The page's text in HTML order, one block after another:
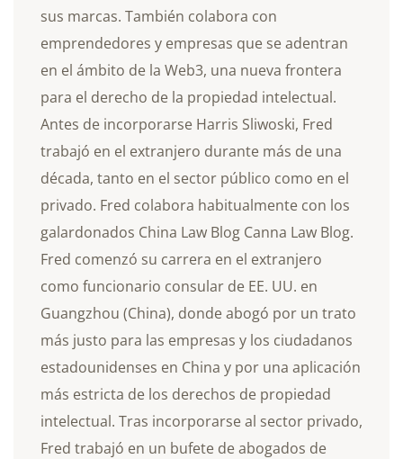
sus marcas. También colabora con
emprendedores y empresas que se adentran
en el ámbito de la Web3, una nueva frontera
para el derecho de la propiedad intelectual.
Antes de incorporarse Harris Sliwoski, Fred
trabajó en el extranjero durante más de una
década, tanto en el sector público como en el
privado. Fred colabora habitualmente con los
galardonados China Law Blog Canna Law Blog.
Fred comenzó su carrera en el extranjero
como funcionario consular de EE. UU. en
Guangzhou (China), donde abogó por un trato
más justo para las empresas y los ciudadanos
estadounidenses en China y por una aplicación
más estricta de los derechos de propiedad
intelectual. Tras incorporarse al sector privado,
Fred trabajó en un bufete de abogados de